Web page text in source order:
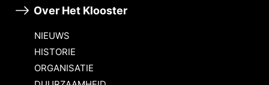
Over Het Klooster
NIEUWS
HISTORIE
ORGANISATIE